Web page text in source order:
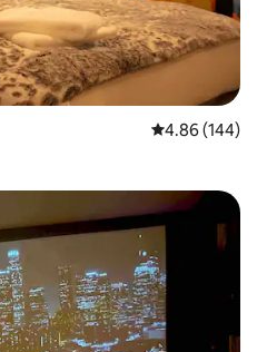
평점 4.86점(5
4.86 (144)